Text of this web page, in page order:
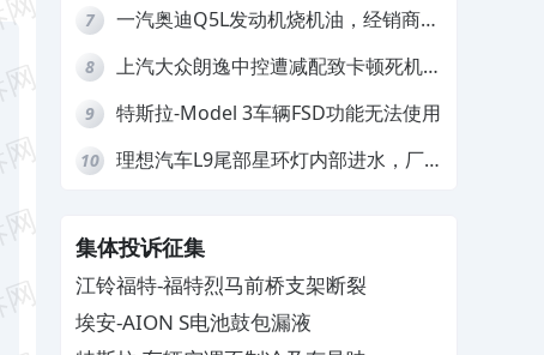
7
一汽奥迪Q5L发动机烧机油，经销商推
8
上汽大众朗逸中控遭减配致卡顿死机，
9 特斯拉-Model 3车辆FSD功能无法使用
10
理想汽车L9尾部星环灯内部进水，厂
集体投诉征集
江铃福特-福特烈马前桥支架断裂
埃安-AION S电池鼓包漏液